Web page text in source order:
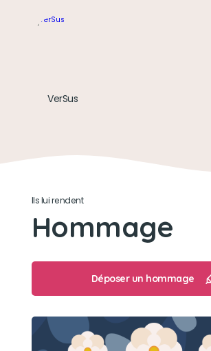
les ressorts, les fils, les papillons
regarder les oiseaux
VerSus
Ils lui rendent
Hommage
Déposer un hommage